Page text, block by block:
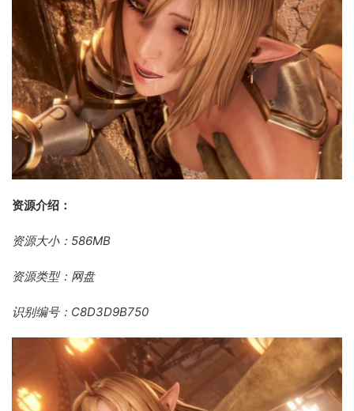
资源介绍：
资源大小：586MB
资源类型：网盘
识别编号：C8D3D9B750